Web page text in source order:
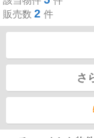
販売数 2 件
さ